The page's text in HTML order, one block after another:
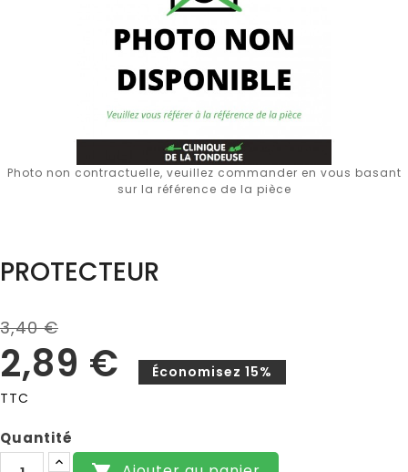
Photo non contractuelle, veuillez commander en vous basant
sur la référence de la pièce
PROTECTEUR
3,40 €
2,89 €
Économisez 15%
TTC
Quantité